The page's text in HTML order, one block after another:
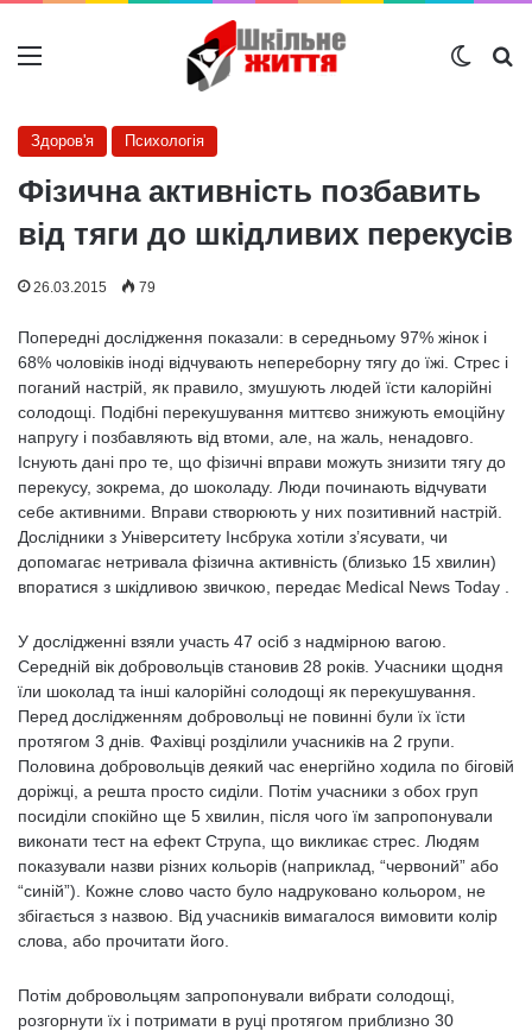
Меню
Здоров'я Психологія
Фізична активність позбавить
від тяги до шкідливих перекусів
26.03.2015 79
Попередні дослідження показали: в середньому 97% жінок і
68% чоловіків іноді відчувають непереборну тягу до їжі. Стрес і
поганий настрій, як правило, змушують людей їсти калорійні
солодощі. Подібні перекушування миттєво знижують емоційну
напругу і позбавляють від втоми, але, на жаль, ненадовго.
Існують дані про те, що фізичні вправи можуть знизити тягу до
перекусу, зокрема, до шоколаду. Люди починають відчувати
себе активними. Вправи створюють у них позитивний настрій.
Дослідники з Університету Інсбрука хотіли з’ясувати, чи
допомагає нетривала фізична активність (близько 15 хвилин)
впоратися з шкідливою звичкою, передає Medical News Today .
У дослідженні взяли участь 47 осіб з надмірною вагою.
Середній вік добровольців становив 28 років. Учасники щодня
їли шоколад та інші калорійні солодощі як перекушування.
Перед дослідженням добровольці не повинні були їх їсти
протягом 3 днів. Фахівці розділили учасників на 2 групи.
Половина добровольців деякий час енергійно ходила по біговій
доріжці, а решта просто сиділи. Потім учасники з обох груп
посиділи спокійно ще 5 хвилин, після чого їм запропонували
виконати тест на ефект Струпа, що викликає стрес. Людям
показували назви різних кольорів (наприклад, “червоний” або
“синій”). Кожне слово часто було надруковано кольором, не
збігається з назвою. Від учасників вимагалося вимовити колір
слова, або прочитати його.
Потім добровольцям запропонували вибрати солодощі,
розгорнути їх і потримати в руці протягом приблизно 30